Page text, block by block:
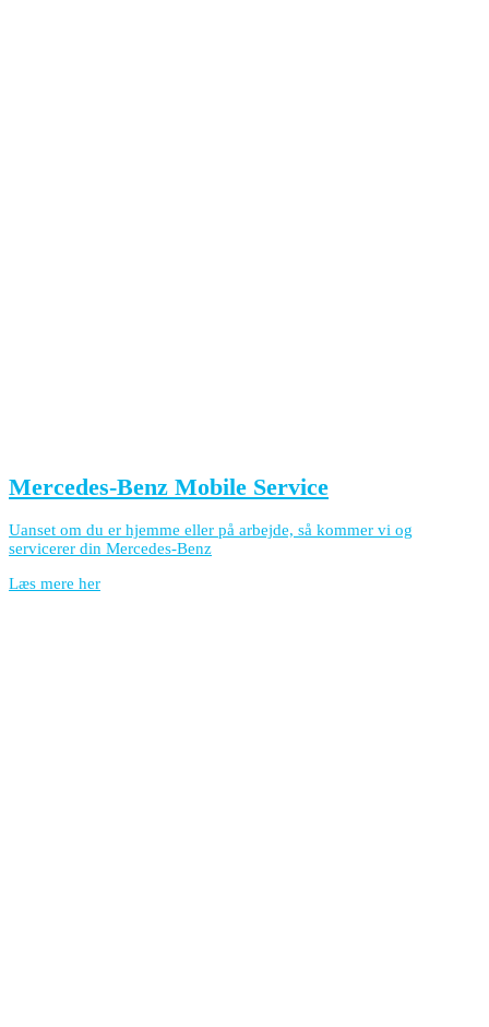
Mercedes-Benz Mobile Service
Uanset om du er hjemme eller på arbejde, så kommer vi og
servicerer din Mercedes-Benz
Læs mere her